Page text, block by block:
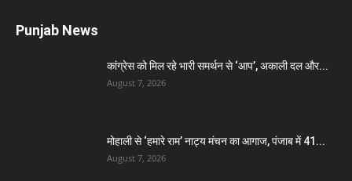
Punjab News
कांग्रेस को मिल रहे भारी समर्थन से ‘आप’, अकाली दल और...
August 7, 2026
मोहाली से ‘हमारे राम’ नाट्य मंचन का आगाज, पंजाब में 41...
August 7, 2026